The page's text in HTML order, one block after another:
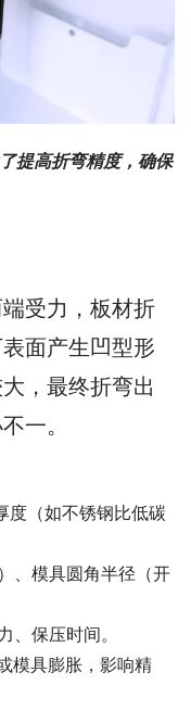
提高折弯精度，确保
受力，板材折
面产生凹型形
，最终折弯出
一。
度（如不锈钢比低碳
、模具圆角半径（开
、保压时间。
模具膨胀，影响精